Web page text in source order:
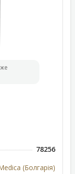
78256
(Болгарія)